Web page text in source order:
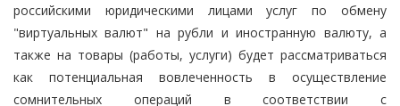
российскими юридическими лицами услуг по обмену
"виртуальных валют" на рубли и иностранную валюту, а
также на товары (работы, услуги) будет рассматриваться
как потенциальная вовлеченность в осуществление
сомнительных операций в соответствии с